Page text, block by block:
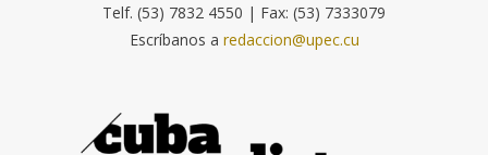
Telf. (53) 7832 4550 | Fax: (53) 7333079
Escríbanos a redaccion@upec.cu